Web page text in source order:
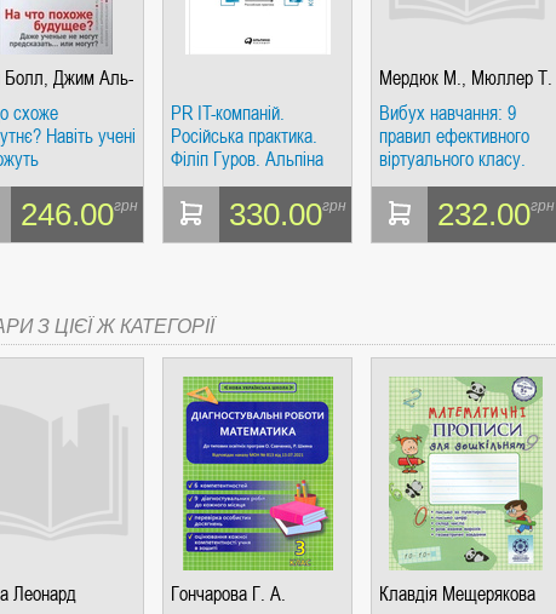
ГУАНСІ. ГІПЕРІОН
О.І. ЧАС
ВИЗНАЧЕННЯХ, СЦЕНАРІЯХ). АНТОНІНА ШЕВЧУК. МАНДРІВЕЦЬ
Болл, Джим Аль-
Адам
схоже
Навіть учені
чи
Джим Аль-
Альпіна
246.00грн
PR IT-компаній.
Російська практика.
Філіп Гуров. Альпіна
Паблішер
330.00грн
Мердюк М., Мюллер Т.
Вибух навчання: 9
правил ефективного
віртуального класу.
Мердюк М., Мюллер Т.
Альпіна Пабліше
232.00грн
З ЦІЄЇ Ж КАТЕГОРІЇ
Леонард
Гончарова Г. А.
Клавдія Мещерякова